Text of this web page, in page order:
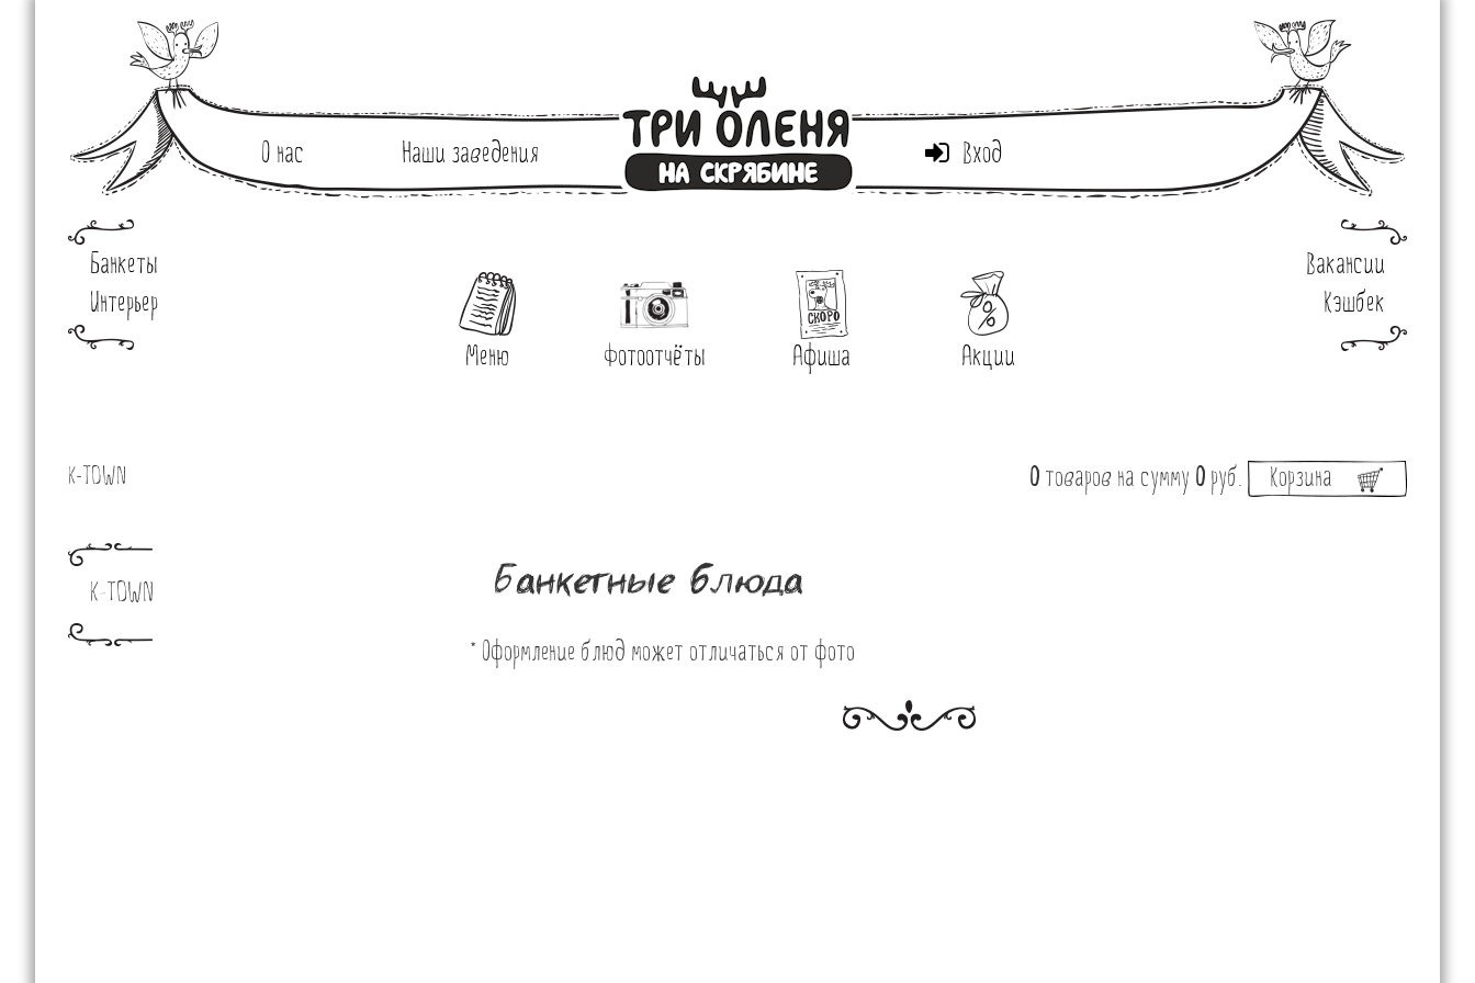
О нас Наши заведения Вход
Банкеты
Интерьер
Меню
Фотоотчёты Афиша Акции
Вакансии
Кэшбек
K-TOWN 0 товаровна сумму 0руб. Корзина
K-TOWN Банкетные блюда
* Оформление блюд может отличаться от фото